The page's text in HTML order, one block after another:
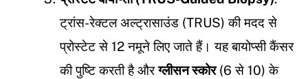
ट्रांस-रेक्टल अल्ट्रासाउंड (TRUS) की मदद से
प्रोस्टेट से 12 नमूने लिए जाते हैं। यह बायोप्सी कैंसर
की पुष्टि करती है औरग्लीसन स्कोर(6 से 10) के